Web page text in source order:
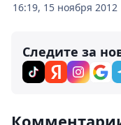
16:19, 15 ноября 2012
Следите за